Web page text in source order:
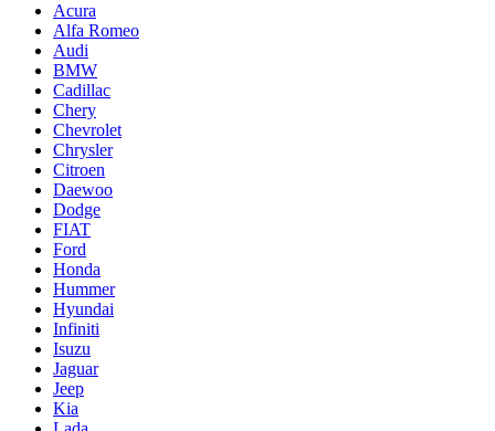
Acura
Alfa Romeo
Audi
BMW
Cadillac
Chery
Chevrolet
Chrysler
Citroen
Daewoo
Dodge
FIAT
Ford
Honda
Hummer
Hyundai
Infiniti
Isuzu
Jaguar
Jeep
Kia